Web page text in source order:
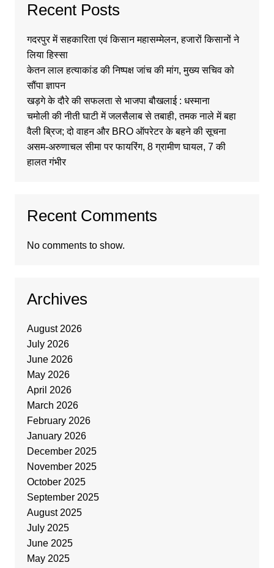
Recent Posts
गदरपुर में सहकारिता एवं किसान महासम्मेलन, हजारों किसानों ने
लिया हिस्सा
केतन लाल हत्याकांड की निष्पक्ष जांच की मांग, मुख्य सचिव को
सौंपा ज्ञापन
खड़गे के दौरे की सफलता से भाजपा बौखलाई : धस्माना
चमोली की नीती घाटी में जलसैलाब से तबाही, तमक नाले में बहा
वैली ब्रिज; दो वाहन और BRO ऑपरेटर के बहने की सूचना
असम-अरुणाचल सीमा पर फायरिंग, 8 ग्रामीण घायल, 7 की
हालत गंभीर
Recent Comments
No comments to show.
Archives
August 2026
July 2026
June 2026
May 2026
April 2026
March 2026
February 2026
January 2026
December 2025
November 2025
October 2025
September 2025
August 2025
July 2025
June 2025
May 2025